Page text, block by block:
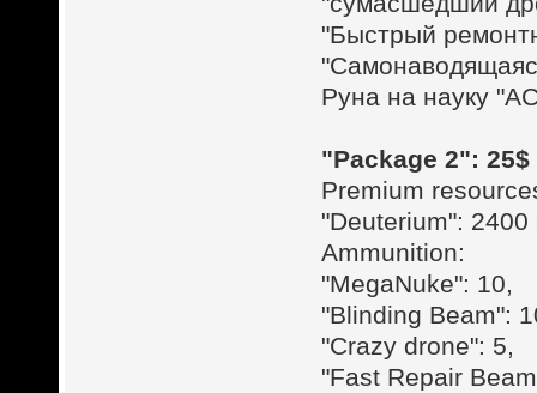
"Быстрый
Руна на науку
"Package 2": 25$
Premium
"Deuterium":
Ammunition:
"MegaNuke": 10,
"Blinding Beam":
"Crazy drone": 5,
"Fast Repair